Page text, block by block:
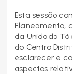
Esta sessão
Planeamento,
da Unidade
do Centro
esclarecer e
aspectos